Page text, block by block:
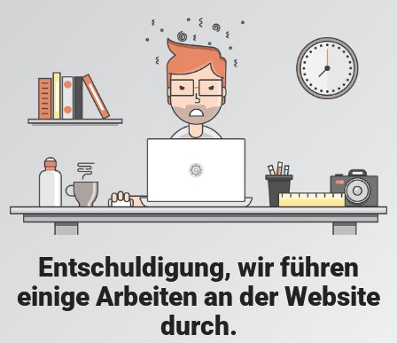
Entschuldigung, wir führen
einige Arbeiten an der Website
durch.